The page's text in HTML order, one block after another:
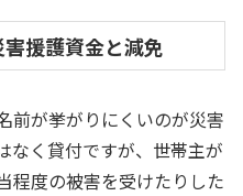
援護資金と減免
前が挙がりにくいのが災害
なく貸付ですが、世帯主が
程度の被害を受けたりした